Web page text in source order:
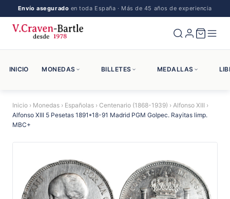
Envío asegurado en toda España · Más de 45 años de experiencia
INICIO MONEDAS BILLETES MEDALLAS
Inicio › Monedas › Españolas › Centenario (1868-1939) › Alfonso XIII ›
Alfonso XIII 5 Pesetas 1891*18-91 Madrid PGM Golpec. Rayitas limp.
MBC+